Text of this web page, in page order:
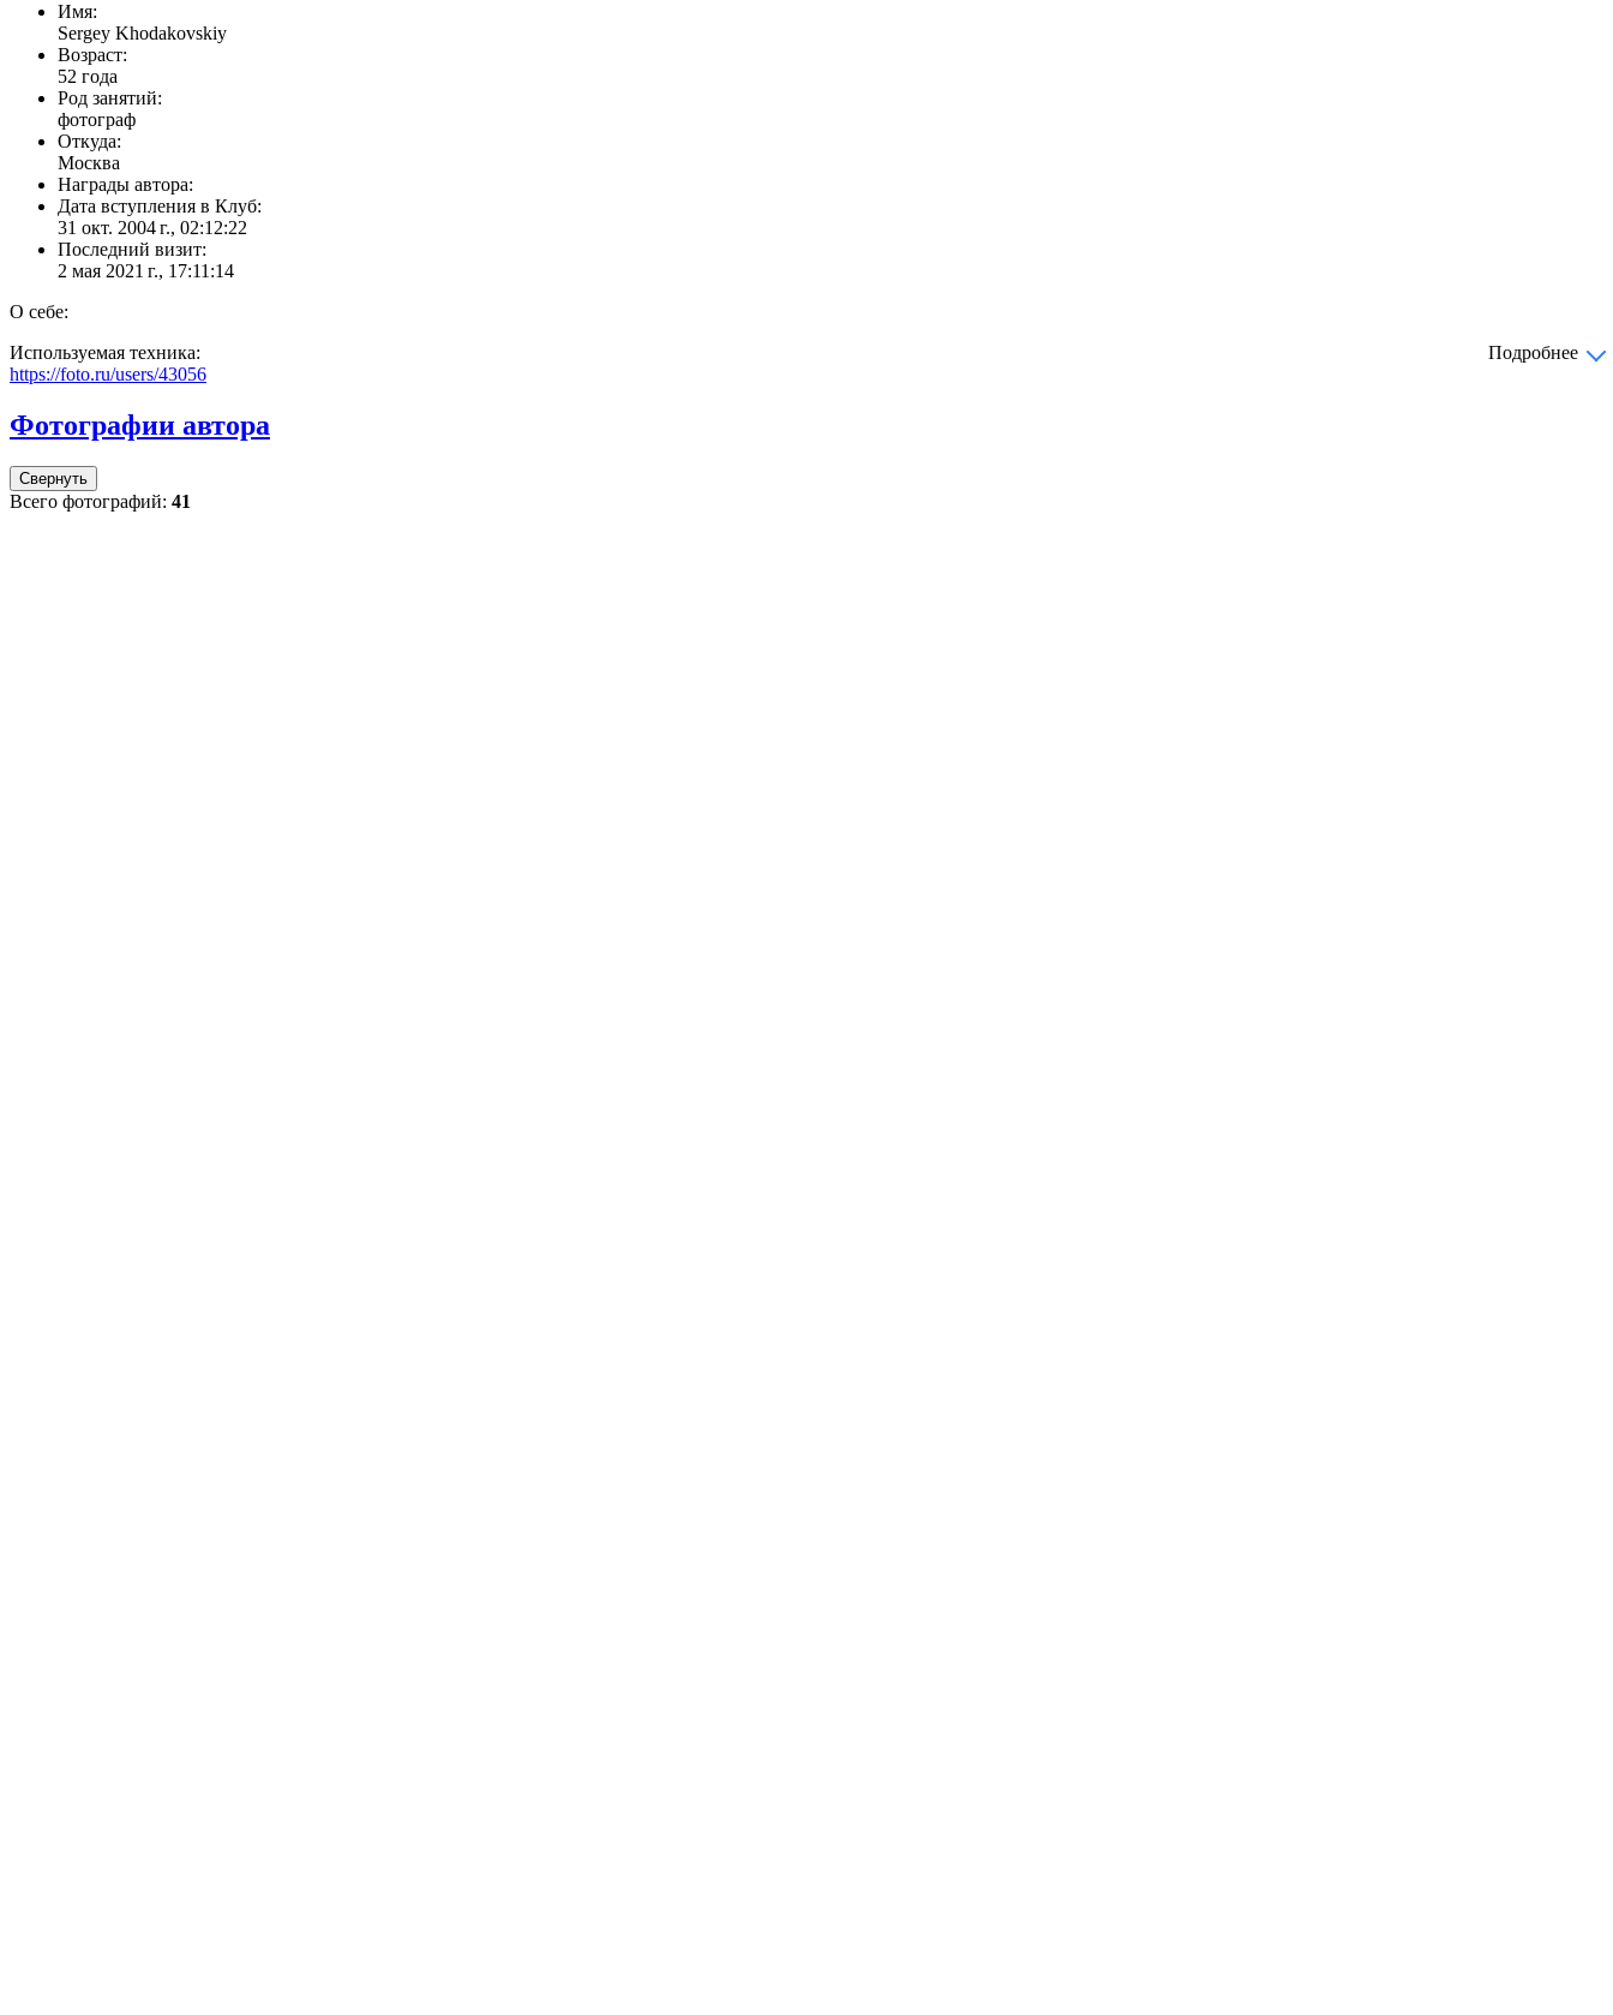
Имя:
Sergey Khodakovskiy
Возраст:
52 года
Род занятий:
фотограф
Откуда:
Москва
Награды автора:
Дата вступления в Клуб:
31 окт. 2004 г., 02:12:22
Последний визит:
2 мая 2021 г., 17:11:14
О себе:
Используемая техника:
Подробнее
https://foto.ru/users/43056
Фотографии автора
Свернуть
Всего фотографий: 41